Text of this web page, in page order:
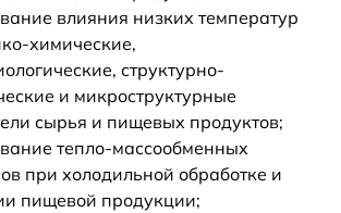
влияния низких температур
химические,
структурно-
и микроструктурные
сырья и пищевых продуктов;
тепло-массообменных
при холодильной обработке и
пищевой продукции;